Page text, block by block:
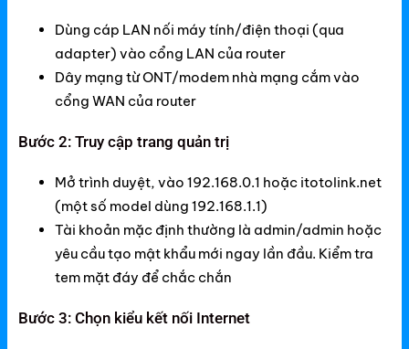
Dùng cáp LAN nối máy tính/điện thoại (qua
adapter) vào cổng LAN của router
Dây mạng từ ONT/modem nhà mạng cắm vào
cổng WAN của router
Bước 2: Truy cập trang quản trị
Mở trình duyệt, vào 192.168.0.1 hoặc itotolink.net
(một số model dùng 192.168.1.1)
Tài khoản mặc định thường là admin/admin hoặc
yêu cầu tạo mật khẩu mới ngay lần đầu. Kiểm tra
tem mặt đáy để chắc chắn
Bước 3: Chọn kiểu kết nối Internet